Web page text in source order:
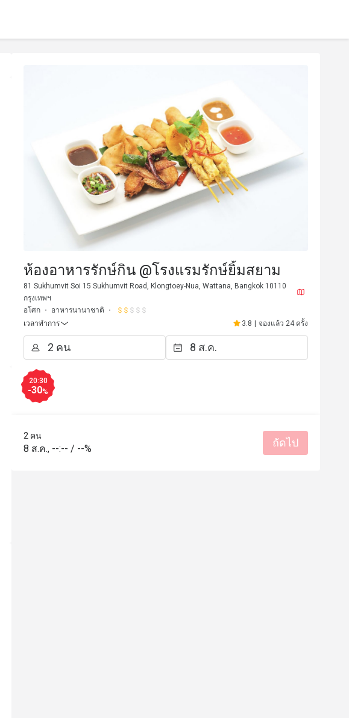
K
D****a
ห้องอาหารรักษ์กิน @โรงแรมรักษ์ยิ้มสยาม
81 Sukhumvit Soi 15 Sukhumvit Road, Klongtoey-Nua, Wattana, Bangkok 10110
กรุงเทพฯ
อโศก
อาหารนานาชาติ
เวลาทำการ
3.8 จองแล้ว 24 ครั้ง
20:30
-30%
2 คน
8 ส.ค., --:-- / --% ถัดไป